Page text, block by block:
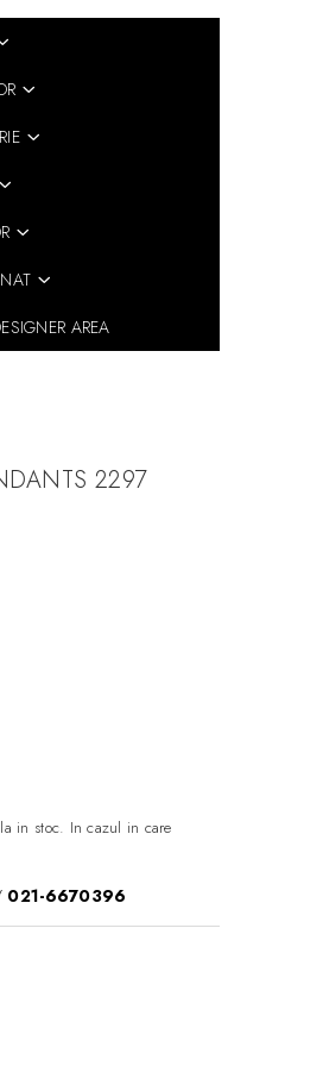
AREA
2297
in stoc. In cazul in care
021-6670396